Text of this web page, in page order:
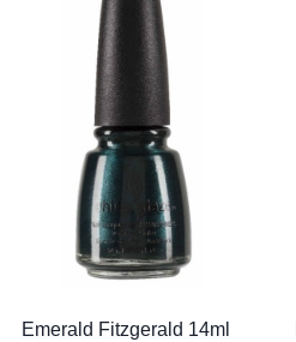
Emerald Fitzgerald 14ml